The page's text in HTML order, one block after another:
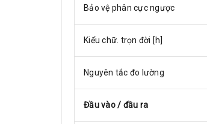
Bảo vệ phân cực ngược
Kiểu chữ. trọn đời [h]
Nguyên tắc đo lường
Đầu vào / đầu ra